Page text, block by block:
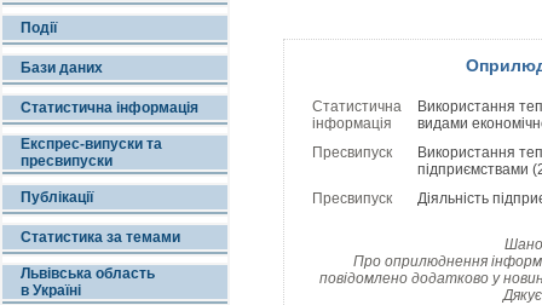
Події
Бази даних
Статистична інформація
Експрес-випуски та
пресвипуски
Публікації
Статистика за темами
Львівська область
в Україні
Статистична
інформація
Використання
видами
Пресвипуск
Використання
підприємствами
Пресвипуск
Діяльність
Про оприлюднення
повідомлено додатково у